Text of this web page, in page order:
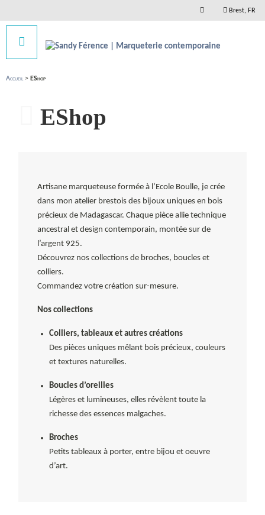
Brest, FR
Accueil > EShop
EShop
Artisane marqueteuse formée à l’Ecole Boulle, je crée
dans mon atelier brestois des bijoux uniques en bois
précieux de Madagascar. Chaque pièce allie technique
ancestral et design contemporain, montée sur de
l’argent 925.
Découvrez nos collections de broches, boucles et
colliers.
Commandez votre création sur-mesure.
Nos collections
Colliers, tableaux et autres créations
Des pièces uniques mêlant bois précieux, couleurs
et textures naturelles.
Boucles d’oreilles
Légères et lumineuses, elles révèlent toute la
richesse des essences malgaches.
Broches
Petits tableaux à porter, entre bijou et oeuvre
d’art.